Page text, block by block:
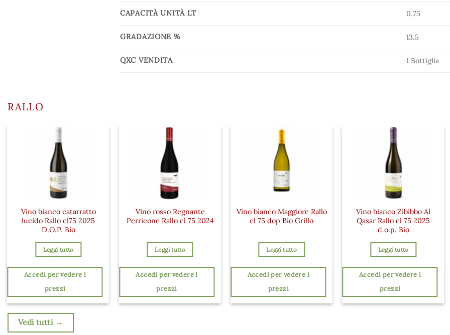
CAPACITÀ UNITÀ LT 0.75
GRADAZIONE % 13.5
QXC VENDITA 1 Bottiglia
RALLO
Vino bianco catarratto
lucido Rallo cl75 2025
D.O.P. Bio
Leggi tutto
Accedi per vedere i
prezzi
Vino rosso Regnante
Perricone Rallo cl 75 2024
Leggi tutto
Accedi per vedere i
prezzi
Vino bianco Maggiore Rallo
cl 75 dop Bio Grillo
Leggi tutto
Accedi per vedere i
prezzi
Vino bianco Zibibbo Al
Qasar Rallo cl 75 2025
d.o.p. Bio
Leggi tutto
Accedi per vedere i
prezzi
Vedi tutti →